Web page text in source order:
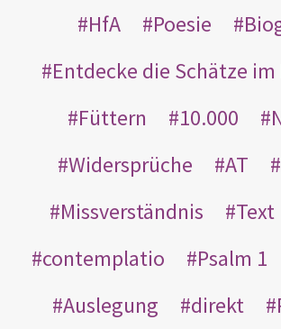
HfA
Poesie
Entdecke die Schätze
Füttern
10.000
Widersprüche
AT
Missverständnis
Text
contemplatio
Psalm 1
Auslegung
direkt